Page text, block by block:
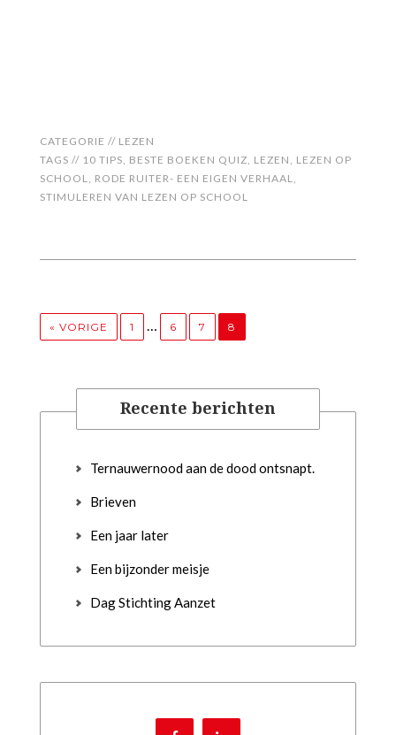
CATEGORIE // LEZEN
TAGS // 10 TIPS, BESTE BOEKEN QUIZ, LEZEN, LEZEN OP
SCHOOL, RODE RUITER- EEN EIGEN VERHAAL,
STIMULEREN VAN LEZEN OP SCHOOL
« VORIGE 1 … 6 7 8
Recente berichten
Ternauwernood aan de dood ontsnapt.
Brieven
Een jaar later
Een bijzonder meisje
Dag Stichting Aanzet